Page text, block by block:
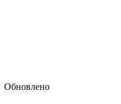
Обновлено